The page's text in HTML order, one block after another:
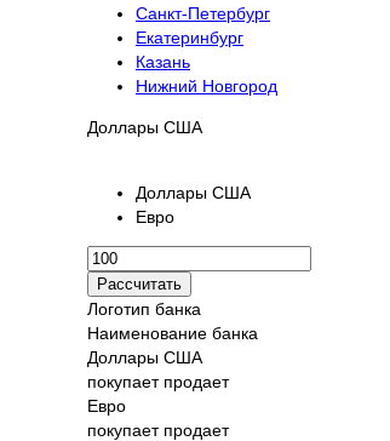
Санкт-Петербург
Екатеринбург
Казань
Нижний Новгород
Доллары США
Доллары США
Евро
Логотип банка
Наименование банка
Доллары США
покупает продает
Евро
покупает продает